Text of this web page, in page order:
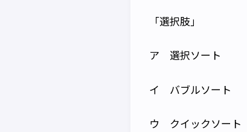
「選択肢」
ア 選択ソート
イ バブルソート
ウ クイックソート